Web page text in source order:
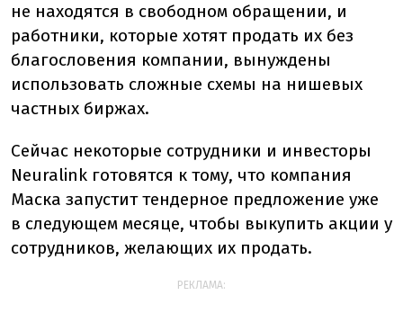
не находятся в свободном обращении, и
работники, которые хотят продать их без
благословения компании, вынуждены
использовать сложные схемы на нишевых
частных биржах.
Сейчас некоторые сотрудники и инвесторы
Neuralink готовятся к тому, что компания
Маска запустит тендерное предложение уже
в следующем месяце, чтобы выкупить акции у
сотрудников, желающих их продать.
РЕКЛАМА: